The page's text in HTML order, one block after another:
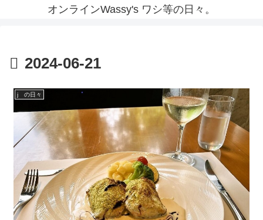
オンラインWassy's ワシ等の日々。
2024-06-21
j の日々